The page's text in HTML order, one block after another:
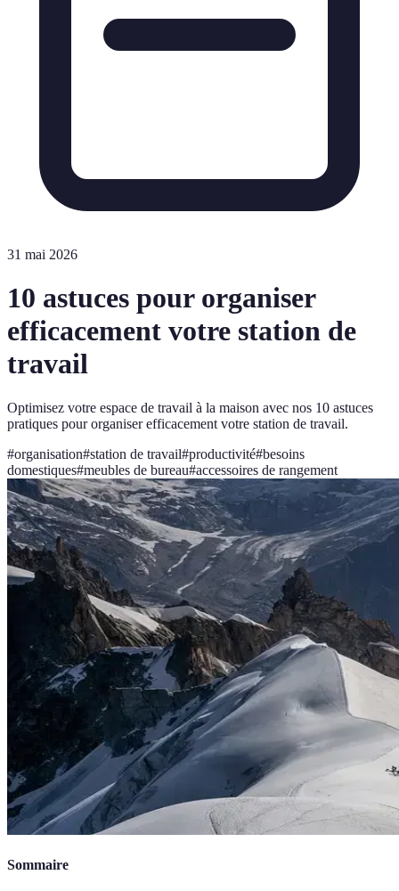
31 mai 2026
10 astuces pour organiser
efficacement votre station de
travail
Optimisez votre espace de travail à la maison avec nos 10 astuces
pratiques pour organiser efficacement votre station de travail.
#organisation#station de travail#productivité#besoins
domestiques#meubles de bureau#accessoires de rangement
Sommaire